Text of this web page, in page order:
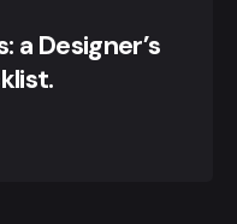
a Designer’s